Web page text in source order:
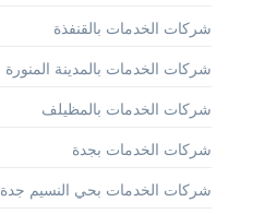
شركات الخدمات بالقنفذة
شركات الخدمات بالمدينة المنورة
شركات الخدمات بالمظيلف
شركات الخدمات بجدة
شركات الخدمات بحي النسيم جدة